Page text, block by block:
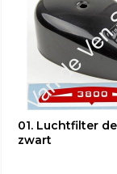
01. Luchtfilter
zwart